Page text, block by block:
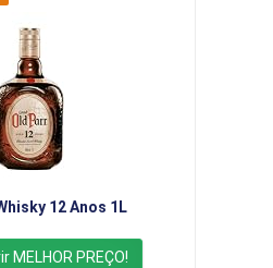
12 Anos 1L
MELHOR PREÇO!